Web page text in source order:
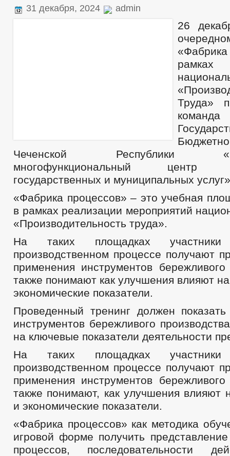
31 декабря, 2024 admin
26
Труда»
команда
Чеченской Республики
многофункциональный центр
государственных и муниципальных
«Фабрика процессов» – это учебная
в рамках реализации мероприятий
«Производительность труда».
На таких площадках
производственном процессе получают
применения инструментов
также понимают как улучшения влияют
экономические показатели.
Проведенный тренинг должен
инструментов бережливого
на ключевые показатели деятельности
На таких площадках
производственном процессе получают
применения инструментов
также понимают, как улучшения влияют
и экономические показатели.
«Фабрика процессов» как методика
игровой форме получить
процессов, последовательности